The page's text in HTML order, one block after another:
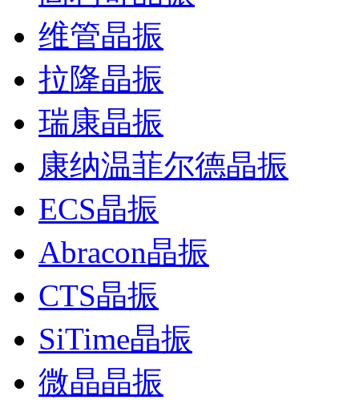
维管晶振
拉隆晶振
瑞康晶振
康纳温菲尔德晶振
ECS晶振
Abracon晶振
CTS晶振
SiTime晶振
微晶晶振